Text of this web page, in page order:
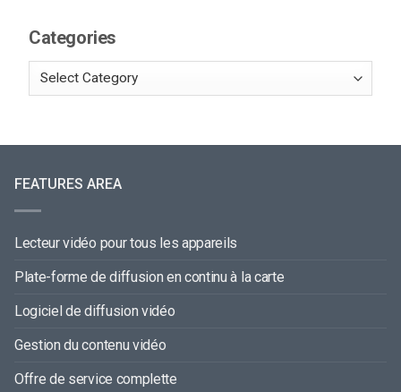
Categories
FEATURES AREA
Lecteur vidéo pour tous les appareils
Plate-forme de diffusion en continu à la carte
Logiciel de diffusion vidéo
Gestion du contenu vidéo
Offre de service complette